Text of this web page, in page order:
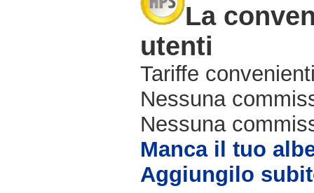
La
utenti
Tariffe
Nessuna
Nessuna
Manca il tuo
Aggiungilo